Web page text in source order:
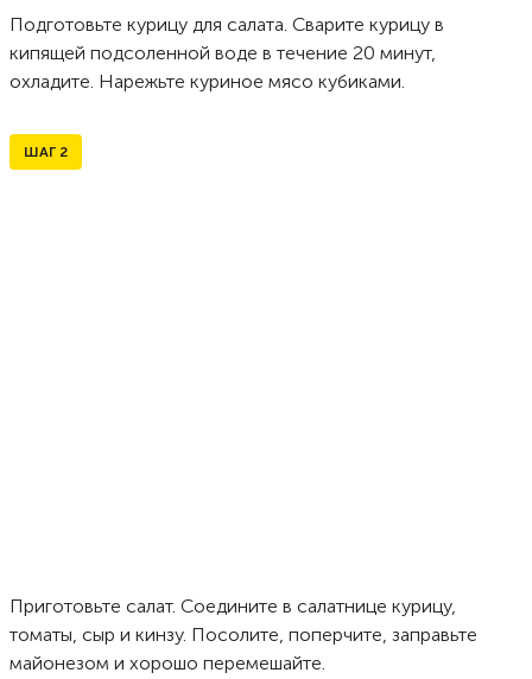
Подготовьте курицу для салата. Сварите курицу в
кипящей подсоленной воде в течение 20 минут,
охладите. Нарежьте куриное мясо кубиками.
ШАГ 2
Приготовьте салат. Соедините в салатнице курицу,
томаты, сыр и кинзу. Посолите, поперчите, заправьте
майонезом и хорошо перемешайте.